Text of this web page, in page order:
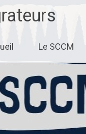
Le SCCM